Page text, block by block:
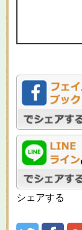
シェアする